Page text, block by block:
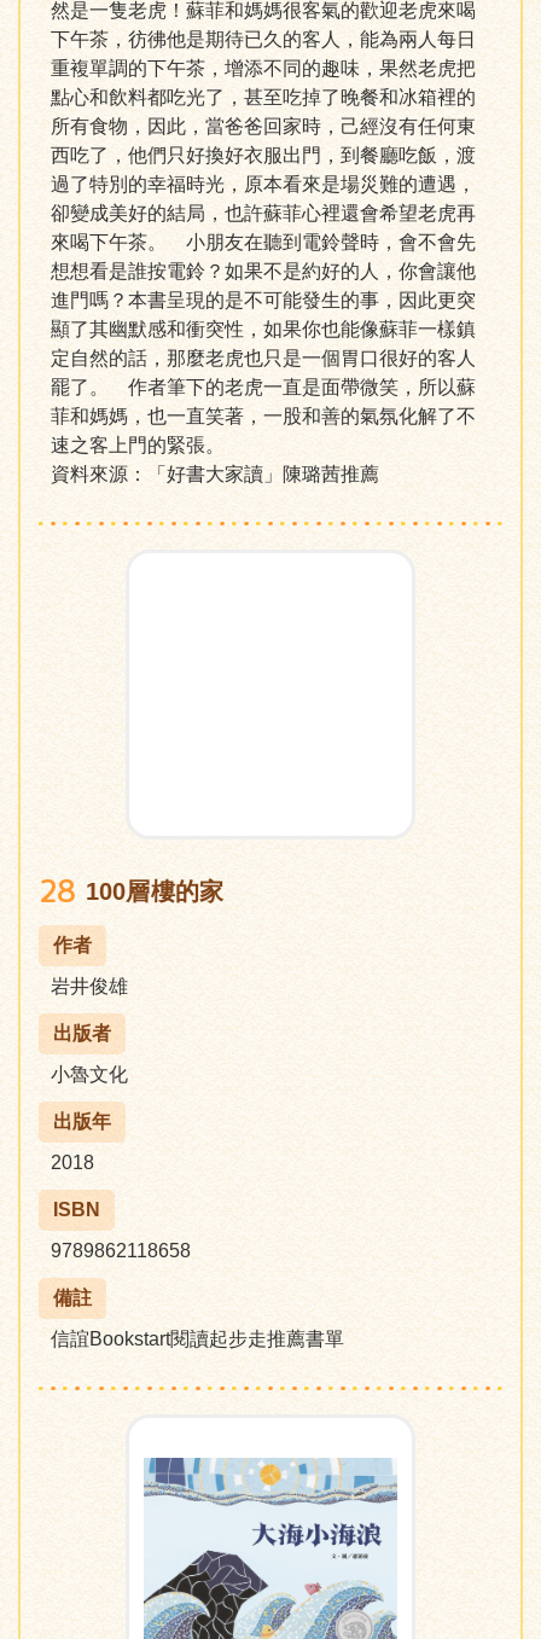
然是一隻老虎！蘇菲和媽媽很客氣的歡迎老虎來喝
下午茶，彷彿他是期待已久的客人，能為兩人每日
重複單調的下午茶，增添不同的趣味，果然老虎把
點心和飲料都吃光了，甚至吃掉了晚餐和冰箱裡的
所有食物，因此，當爸爸回家時，己經沒有任何東
西吃了，他們只好換好衣服出門，到餐廳吃飯，渡
過了特別的幸福時光，原本看來是場災難的遭遇，
卻變成美好的結局，也許蘇菲心裡還會希望老虎再
來喝下午茶。 小朋友在聽到電鈴聲時，會不會先
想想看是誰按電鈴？如果不是約好的人，你會讓他
進門嗎？本書呈現的是不可能發生的事，因此更突
顯了其幽默感和衝突性，如果你也能像蘇菲一樣鎮
定自然的話，那麼老虎也只是一個胃口很好的客人
罷了。 作者筆下的老虎一直是面帶微笑，所以蘇
菲和媽媽，也一直笑著，一股和善的氣氛化解了不
速之客上門的緊張。
資料來源：「好書大家讀」陳璐茜推薦
28 100層樓的家
作者
岩井俊雄
出版者
小魯文化
出版年
2018
ISBN
9789862118658
備註
信誼Bookstart閱讀起步走推薦書單